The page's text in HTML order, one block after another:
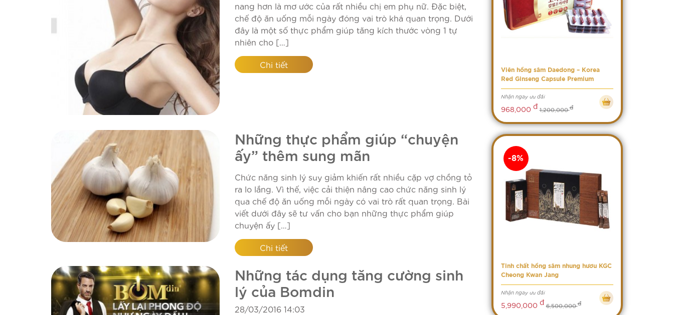
nang hơn là mơ ước của rất nhiều chị em phụ nữ. Đặc biệt,
chế độ ăn uống mỗi ngày đóng vai trò khá quan trọng. Dưới
đây là một số thực phẩm giúp tăng kích thước vòng 1 tự
nhiên cho […]
Chi tiết
Những thực phẩm giúp “chuyện
ấy” thêm sung mãn
Chức năng sinh lý suy giảm khiến rất nhiều cặp vợ chồng tỏ
ra lo lắng. Vì thế, việc cải thiện nâng cao chức năng sinh lý
qua chế độ ăn uống mỗi ngày có vai trò rất quan trọng. Bài
viết dưới đây sẽ tư vấn cho bạn những thực phẩm giúp
chuyện ấy […]
Chi tiết
Những tác dụng tăng cường sinh
lý của Bomdin
28/03/2016 14:03
Viên hồng sâm Daedong – Korea
Red Ginseng Capsule Premium
Nhận ngay ưu đãi
968,000 đ 1,200,000đ
Tinh chất hồng sâm nhung hươu KGC
Cheong Kwan Jang
Nhận ngay ưu đãi
5,990,000 đ 6,500,000đ
-8%